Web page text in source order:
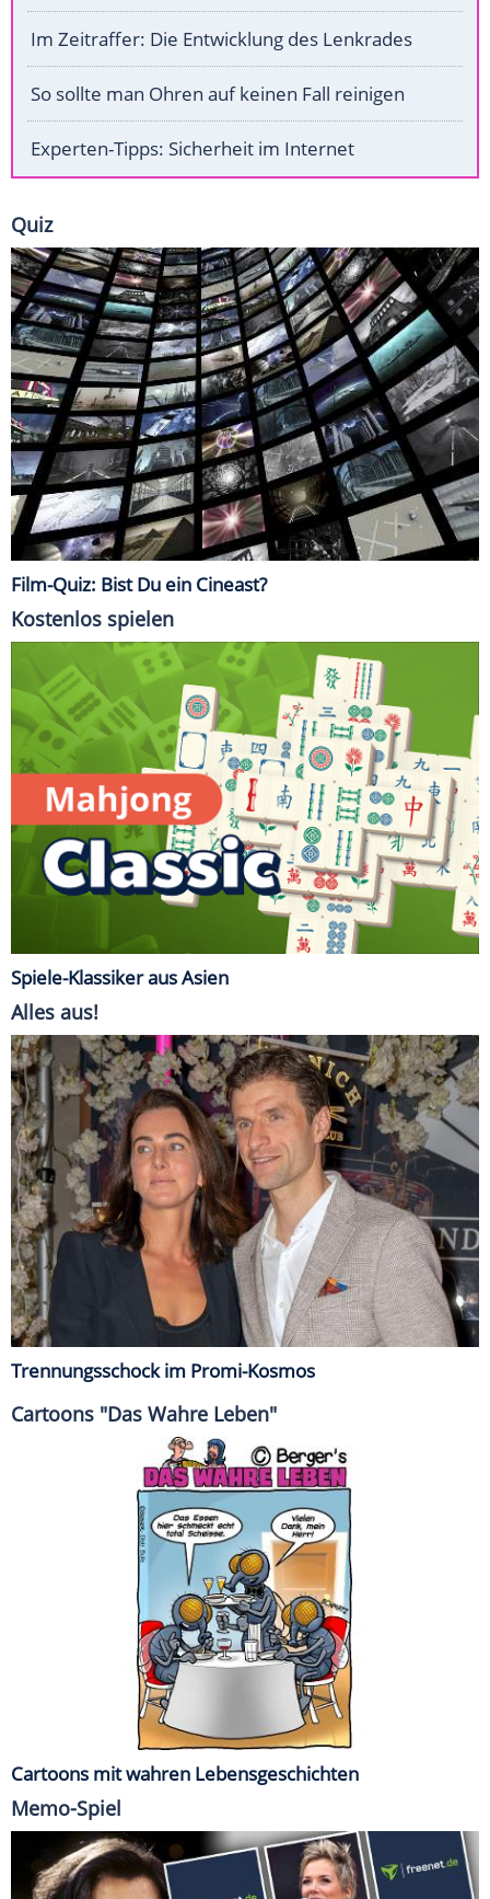
Im Zeitraffer: Die Entwicklung des Lenkrades
So sollte man Ohren auf keinen Fall reinigen
Experten-Tipps: Sicherheit im Internet
Quiz
Film-Quiz: Bist Du ein Cineast?
Kostenlos spielen
Spiele-Klassiker aus Asien
Alles aus!
Trennungsschock im Promi-Kosmos
Cartoons "Das Wahre Leben"
Cartoons mit wahren Lebensgeschichten
Memo-Spiel